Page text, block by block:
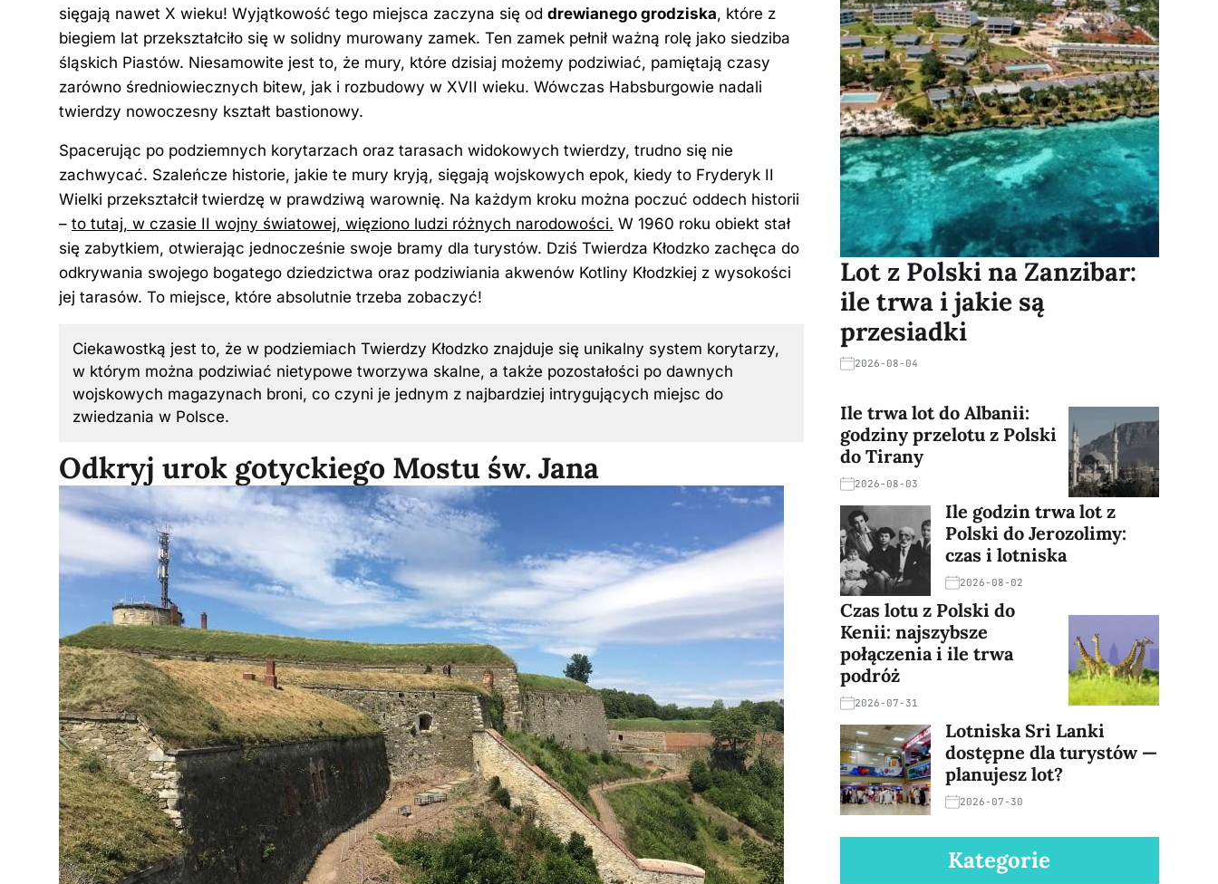
sięgają nawet X wieku! Wyjątkowość tego miejsca zaczyna się od drewianego grodziska, które z
biegiem lat przekształciło się w solidny murowany zamek. Ten zamek pełnił ważną rolę jako siedziba
śląskich Piastów. Niesamowite jest to, że mury, które dzisiaj możemy podziwiać, pamiętają czasy
zarówno średniowiecznych bitew, jak i rozbudowy w XVII wieku. Wówczas Habsburgowie nadali
twierdzy nowoczesny kształt bastionowy.
Spacerując po podziemnych korytarzach oraz tarasach widokowych twierdzy, trudno się nie
zachwycać. Szaleńcze historie, jakie te mury kryją, sięgają wojskowych epok, kiedy to Fryderyk II
Wielki przekształcił twierdzę w prawdziwą warownię. Na każdym kroku można poczuć oddech historii
– to tutaj, w czasie II wojny światowej, więziono ludzi różnych narodowości. W 1960 roku obiekt stał
się zabytkiem, otwierając jednocześnie swoje bramy dla turystów. Dziś Twierdza Kłodzko zachęca do
odkrywania swojego bogatego dziedzictwa oraz podziwiania akwenów Kotliny Kłodzkiej z wysokości
jej tarasów. To miejsce, które absolutnie trzeba zobaczyć!
Ciekawostką jest to, że w podziemiach Twierdzy Kłodzko znajduje się unikalny system korytarzy,
w którym można podziwiać nietypowe tworzywa skalne, a także pozostałości po dawnych
wojskowych magazynach broni, co czyni je jednym z najbardziej intrygujących miejsc do
zwiedzania w Polsce.
Odkryj urok gotyckiego Mostu św. Jana
Lot z Polski na Zanzibar:
ile trwa i jakie są
przesiadki
2026-08-04
Ile trwa lot do Albanii:
godziny przelotu z Polski
do Tirany
2026-08-03
Ile godzin trwa lot z
Polski do Jerozolimy:
czas i lotniska
2026-08-02
Czas lotu z Polski do
Kenii: najszybsze
połączenia i ile trwa
podróż
2026-07-31
Lotniska Sri Lanki
dostępne dla turystów —
planujesz lot?
2026-07-30
Kategorie